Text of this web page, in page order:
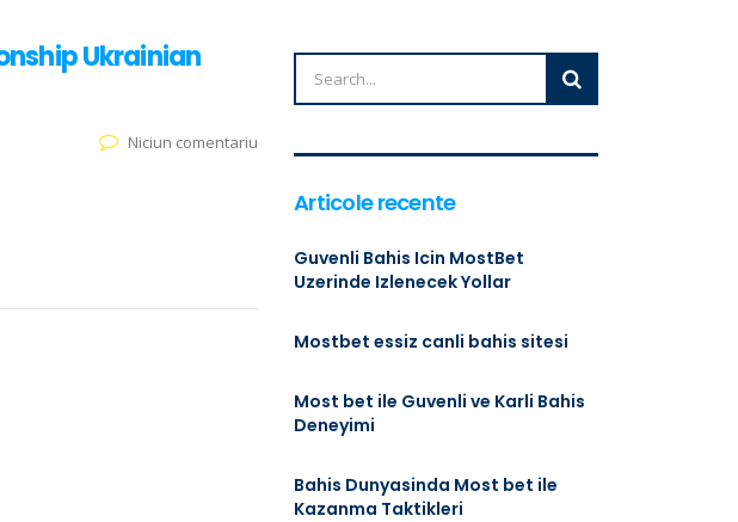
Ukrainian
Niciun comentariu
Articole recente
Guvenli Bahis Icin MostBet
Uzerinde Izlenecek Yollar
Mostbet essiz canli bahis sitesi
Most bet ile Guvenli ve Karli Bahis
Deneyimi
Bahis Dunyasinda Most bet ile
Kazanma Taktikleri